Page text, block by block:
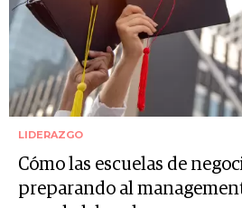
LIDERAZGO
Cómo las escuelas de
preparando al